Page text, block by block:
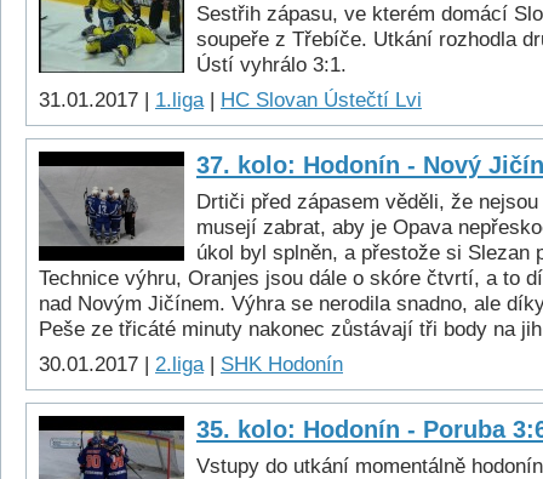
Sestřih zápasu, ve kterém domácí
soupeře z Třebíče. Utkání rozhodla
Ústí vyhrálo 3:1.
31.01.2017 | 1.liga| HC Slovan Ústečtí Lvi
37. kolo: Hodonín - Nový
Drtiči před zápasem věděli, že
musejí zabrat, aby je Opava
úkol byl splněn, a přestože si Slezan
Technice výhru, Oranjes jsou dále o skóre čtvrtí, a to
nad Novým Jičínem. Výhra se nerodila snadno, ale
Peše ze třicáté minuty nakonec zůstávají tři body na
30.01.2017 | 2.liga| SHK Hodonín
35. kolo: Hodonín - Poruba
Vstupy do utkání momentálně